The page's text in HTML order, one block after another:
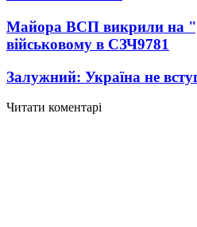
Майора ВСП викрили на
військовому в СЗЧ9781
Залужний: Україна не
Читати коментарі